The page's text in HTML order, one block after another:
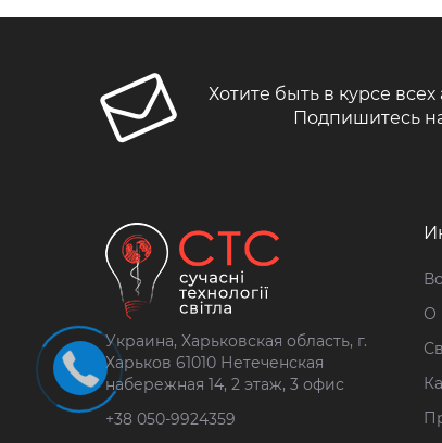
Хотите быть в курсе
Подпишитесь
Украина, Харьковская область, г.
Харьков 61010 Нетеченская
набережная 14, 2 этаж, 3 офис
+38 050-9924359
О